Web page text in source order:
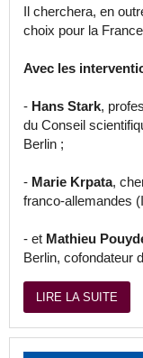
Il cherchera, en
choix pour la
Avec les
- Hans Stark,
du Conseil
Berlin ;
- Marie Krpata,
franco-allemandes
- et Mathieu
Berlin, cofondateur
LIRE LA SUITE